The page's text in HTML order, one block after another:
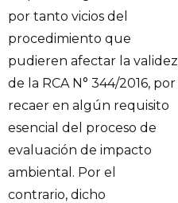
por tanto vicios del
procedimiento que
pudieren afectar la validez
de la RCA N° 344/2016, por
recaer en algún requisito
esencial del proceso de
evaluación de impacto
ambiental. Por el
contrario, dicho